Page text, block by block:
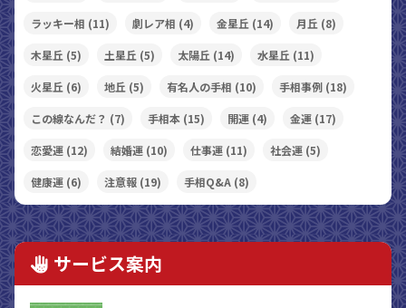
ラッキー相 (11) 劇レア相 (4) 金星丘 (14) 月丘 (8)
木星丘 (5) 土星丘 (5) 太陽丘 (14) 水星丘 (11)
火星丘 (6) 地丘 (5) 有名人の手相 (10) 手相事例 (18)
この線なんだ？ (7) 手相本 (15) 開運 (4) 金運 (17)
恋愛運 (12) 結婚運 (10) 仕事運 (11) 社会運 (5)
健康運 (6) 注意報 (19) 手相Q&A (8)
サービス案内